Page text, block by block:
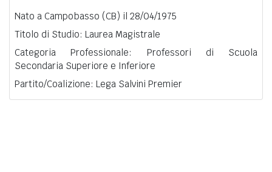
Nato a Campobasso (CB) il 28/04/1975
Titolo di Studio: Laurea Magistrale
Categoria Professionale: Professori di Scuola
Secondaria Superiore e Inferiore
Partito/Coalizione: Lega Salvini Premier